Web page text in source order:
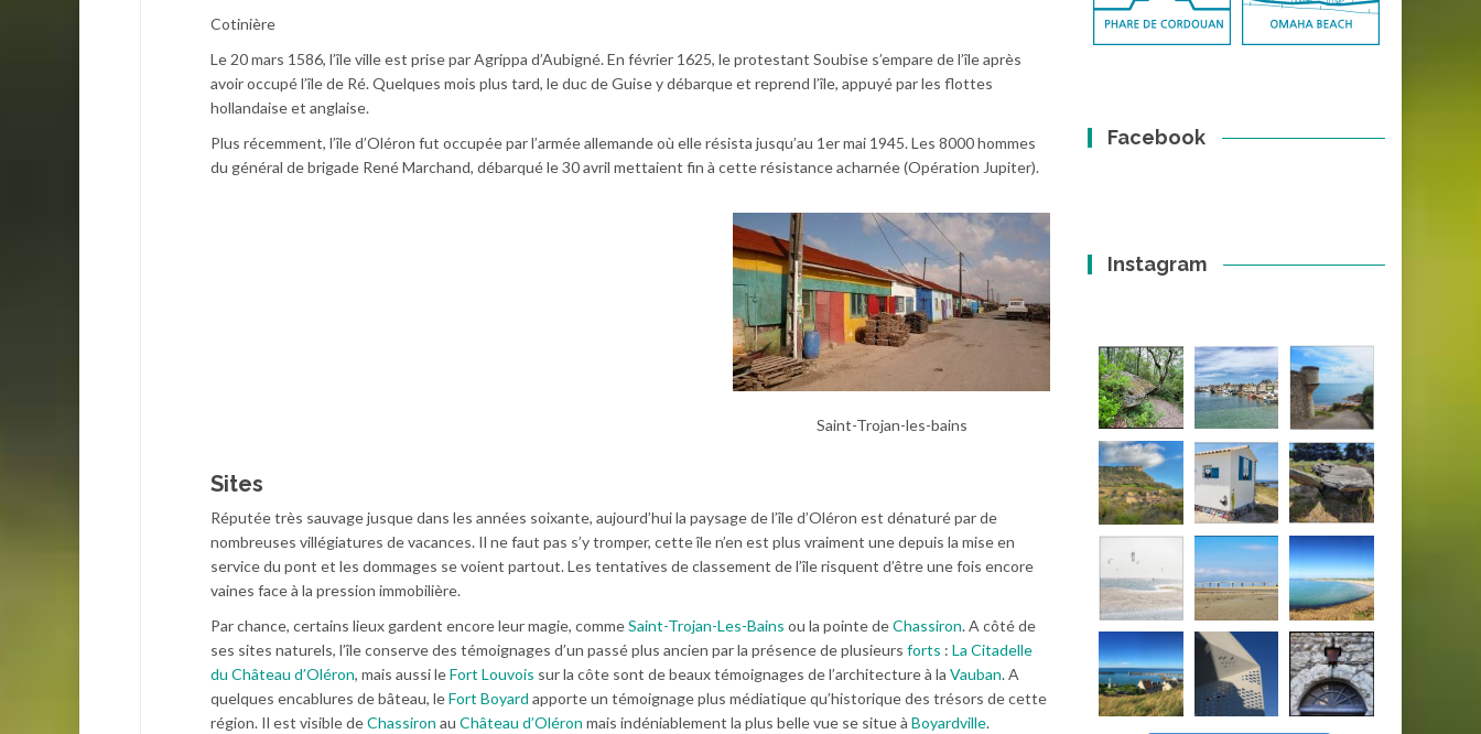
Cotinière
Le 20 mars 1586, l’île ville est prise par Agrippa d’Aubigné. En février 1625, le protestant Soubise s’empare de l’île après
avoir occupé l’île de Ré. Quelques mois plus tard, le duc de Guise y débarque et reprend l’île, appuyé par les flottes
hollandaise et anglaise.
Plus récemment, l’île d’Oléron fut occupée par l’armée allemande où elle résista jusqu’au 1er mai 1945. Les 8000 hommes
du général de brigade René Marchand, débarqué le 30 avril mettaient fin à cette résistance acharnée (Opération Jupiter).
Saint-Trojan-les-bains
Sites
Réputée très sauvage jusque dans les années soixante, aujourd’hui la paysage de l’île d’Oléron est dénaturé par de
nombreuses villégiatures de vacances. Il ne faut pas s’y tromper, cette île n’en est plus vraiment une depuis la mise en
service du pont et les dommages se voient partout. Les tentatives de classement de l’île risquent d’être une fois encore
vaines face à la pression immobilière.
Par chance, certains lieux gardent encore leur magie, commeSaint-Trojan-Les-Bains ou la pointe deChassiron. A côté de
ses sites naturels, l’île conserve des témoignages d’un passé plus ancien par la présence de plusieurs forts : La Citadelle
du Château d’Oléron, mais aussi leFort Louvois sur la côte sont de beaux témoignages de l’architecture à la Vauban. A
quelques encablures de bâteau, leFort Boyard apporte un témoignage plus médiatique qu’historique des trésors de cette
région. Il est visible deChassiron au Château d’Oléron mais indéniablement la plus belle vue se situe à Boyardville.
Facebook
Instagram